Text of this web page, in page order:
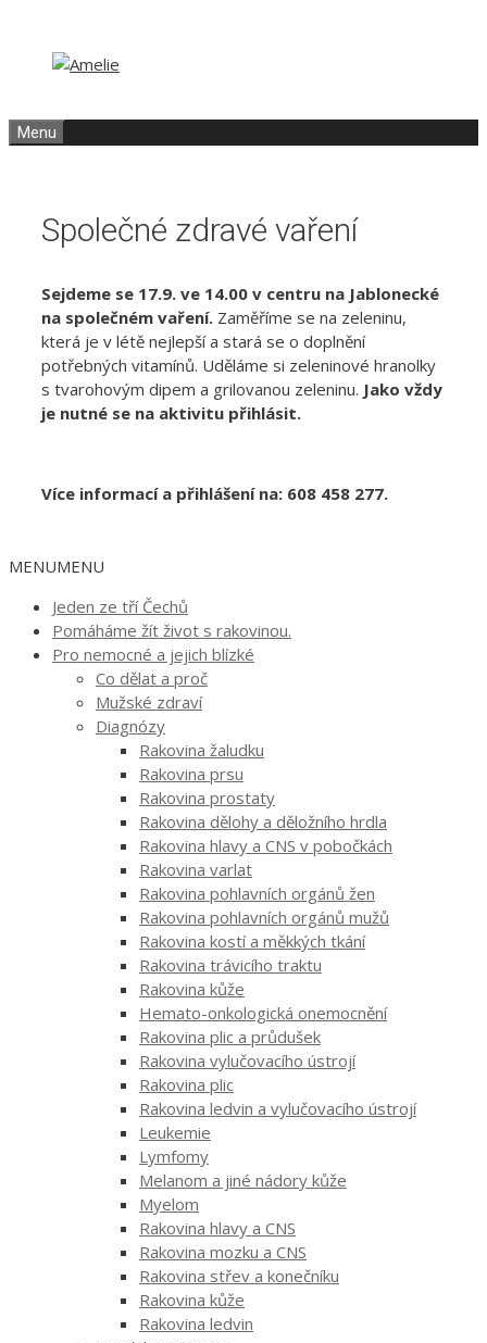
obsah
obsah
Menu
Společné zdravé vaření
Sejdeme se 17.9. ve 14.00 v centru na Jablonecké
na společném vaření. Zaměříme se na zeleninu,
která je v létě nejlepší a stará se o doplnění
potřebných vitamínů. Uděláme si zeleninové hranolky
s tvarohovým dipem a grilovanou zeleninu. Jako vždy
je nutné se na aktivitu přihlásit.
Více informací a přihlášení na: 608 458 277.
MENUMENU
Jeden ze tří Čechů
Pomáháme žít život s rakovinou.
Pro nemocné a jejich blízké
Co dělat a proč
Mužské zdraví
Diagnózy
Rakovina žaludku
Rakovina prsu
Rakovina prostaty
Rakovina dělohy a děložního hrdla
Rakovina hlavy a CNS v pobočkách
Rakovina varlat
Rakovina pohlavních orgánů žen
Rakovina pohlavních orgánů mužů
Rakovina kostí a měkkých tkání
Rakovina trávicího traktu
Rakovina kůže
Hemato-onkologická onemocnění
Rakovina plic a průdušek
Rakovina vylučovacího ústrojí
Rakovina plic
Rakovina ledvin a vylučovacího ústrojí
Leukemie
Lymfomy
Melanom a jiné nádory kůže
Myelom
Rakovina hlavy a CNS
Rakovina mozku a CNS
Rakovina střev a konečníku
Rakovina kůže
Rakovina ledvin